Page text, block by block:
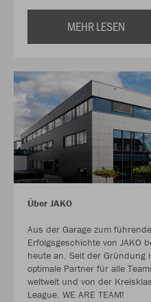
MEHR LESEN
Über JAKO
Aus der Garage zum
Erfolgsgeschichte von JAKO
heute an. Seit der Gründung
optimale Partner für alle
weltweit und von der
League. WE ARE TEAM!